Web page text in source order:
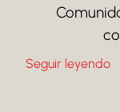
Seguir leyendo